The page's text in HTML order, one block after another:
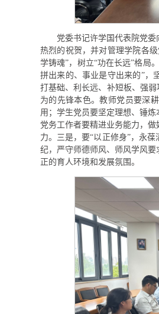
党委书记许学国代表院党
热烈的祝贺，并对管理学院各
学铸魂”，树立“功在长远”格局
拼出来的、事业是守出来的”，
打基础、利长远、补短板、强
为的先锋本色。教师党员要深
用；学生党员要坚定理想、锤
党务工作者要精进业务能力，
力。三是，要“以正修身”，永
纪，严守师德师风、师风学风
正的育人环境和发展氛围。